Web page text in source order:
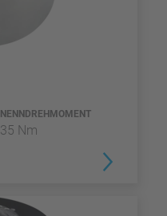
NENNDREHMOMENT
35 Nm